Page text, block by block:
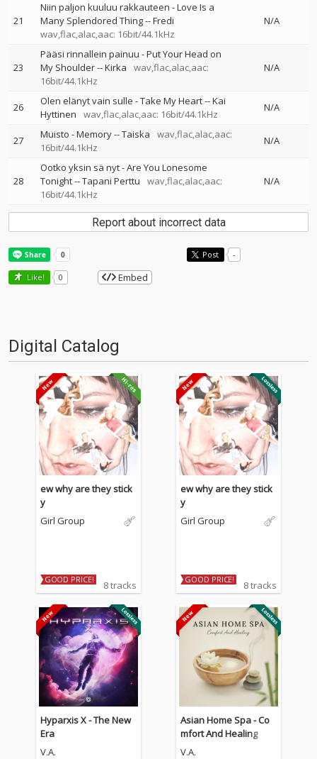
21
Niin paljon kuuluu rakkauteen - Love Is a
Many Splendored Thing--Fredi
wav,flac,alac,aac: 16bit/44.1kHz
N/A
23
Pääsi rinnallein painuu - Put Your Head on
My Shoulder--Kirka
wav,flac,alac,aac:
16bit/44.1kHz
N/A
26 Olen elänyt vain sulle - Take My Heart--Kai
Hyttinen
wav,flac,alac,aac: 16bit/44.1kHz
N/A
27 Muisto - Memory--Taiska
wav,flac,alac,aac:
16bit/44.1kHz
N/A
28
Ootko yksin sä nyt - Are You Lonesome
Tonight--Tapani Perttu
wav,flac,alac,aac:
16bit/44.1kHz
N/A
Report about incorrect data
Post -
Like! 0 Embed
Digital Catalog
ew why are they stick
y
Girl Group
GOOD PRICE! 8 tracks
ew why are they stick
y
Girl Group
GOOD PRICE! 8 tracks
Hyparxis X - The New
Era
V.A.
Asian Home Spa - Co
mfort And Healing
V.A.